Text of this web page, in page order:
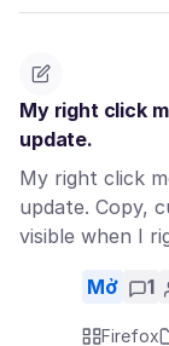
My right click
update.
My right click
update. Copy,
visible when I
Mở 1
Firefox